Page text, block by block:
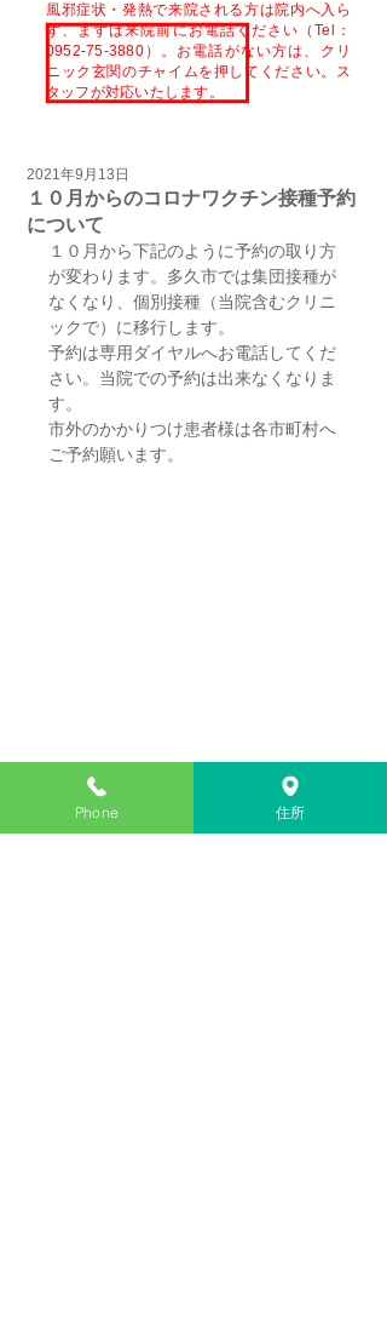
風邪症状・発熱で来院される方は院内へ入ら
ず、まずは来院前にお電話ください（Tel：
0952-75-3880）。お電話がない方は、クリ
ニック玄関のチャイムを押してください。ス
タッフが対応いたします。
１０月からのコロナワクチン接種予約
について
2021年9月13日
１０月から下記のように予約の取り方
が変わります。多久市では集団接種が
なくなり、個別接種（当院含むクリニ
ックで）に移行します。
予約は専用ダイヤルへお電話してくだ
さい。当院での予約は出来なくなりま
す。
市外のかかりつけ患者様は各市町村へ
ご予約願います。
Phone 住所